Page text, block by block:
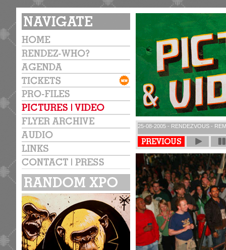
25-08-2005 - RENDEZVOUS -